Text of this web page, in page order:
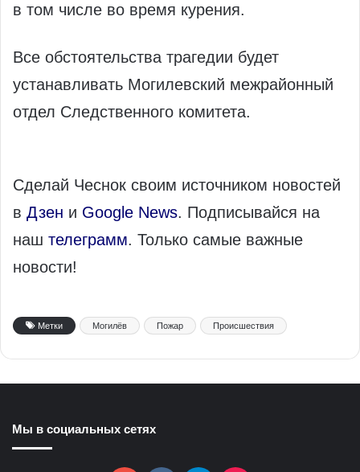
в том числе во время курения.
Все обстоятельства трагедии будет
устанавливать Могилевский межрайонный
отдел Следственного комитета.
Сделай Чеснок своим источником новостей
в Дзен и Google News. Подписывайся на
наш телеграмм. Только самые важные
новости!
Метки Могилёв Пожар Происшествия
Мы в социальных сетях